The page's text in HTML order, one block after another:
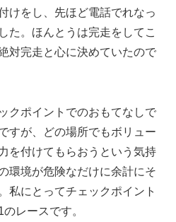
けをし、先ほど電話でれなっ
た。ほんとうは完走をしてこ
対完走と心に決めていたので
クポイントでのおもてなしで
すが、どの場所でもボリュー
を付けてもらおうという気持
環境が危険なだけに余計にそ
私にとってチェックポイント
レースです。